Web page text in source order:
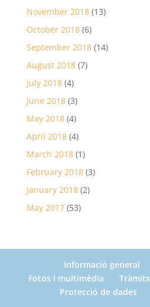
November 2018(13)
October 2018(6)
September 2018(14)
August 2018(7)
July 2018(4)
June 2018(3)
May 2018(4)
April 2018(4)
March 2018(1)
February 2018(3)
January 2018(2)
May 2017(53)
Informació general
Fotos i multimèdia
Tràmits
Protecció de dades